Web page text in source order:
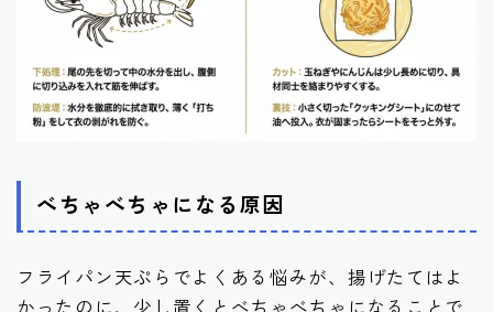
べちゃべちゃになる原因
フライパン天ぷらでよくある悩みが、揚げたてはよ
かったのに、少し置くとべちゃべちゃになることで